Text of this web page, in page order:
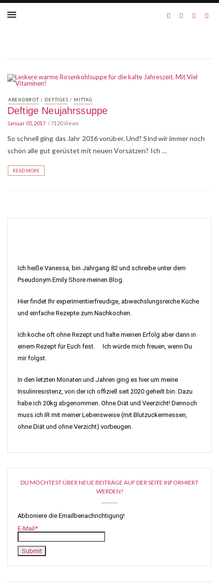
ABENDBROT / DEFTIGES / MITTAG
Deftige Neujahrssuppe
Januar 05, 2017 7120 Views
So schnell ging das Jahr 2016 vorüber. Und? Sind wir immer noch
schön alle gut gerüstet mit neuen Vorsätzen? Ich …
READ MORE
Ich heiße Vanessa, bin Jahrgang 82 und schreibe unter dem
Pseudonym Emily Shore meinen Blog.
Hier findet Ihr experimentierfreudige, abwechslungsreiche Küche
und einfache Rezepte zum Nachkochen.
Ich koche oft ohne Rezept und halte meinen Erfolg aber dann in
einem Rezept für Euch fest. Ich würde mich freuen, wenn Du
mir folgst.
In den letzten Monaten und Jahren ging es hier um meine
Insulinresistenz, von der ich offiziell seit 2020 geheilt bin. Dazu
habe ich 20kg abgenommen. Ohne Diät und Veerzicht! Dennoch
muss ich IR mit meiner Lebensweise (mit Blutzuckermessen,
ohne Diät und ohne Verzicht) vorbeugen.
DU MÖCHTEST ÜBER NEUE BEITRÄGE AUF DER SEITE INFORMIERT
WERDEN?
Abboniere die Emailbenachrichtigung!
E-Mail*